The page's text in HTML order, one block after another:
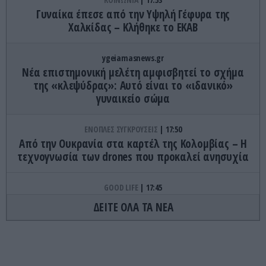
Γυναίκα έπεσε από την Υψηλή Γέφυρα της
Χαλκίδας – Κλήθηκε το ΕΚΑΒ
ygeiamasnews.gr
Νέα επιστημονική μελέτη αμφισβητεί το σχήμα
της «κλεψύδρας»: Αυτό είναι το «ιδανικό»
γυναικείο σώμα
ΕΝΟΠΛΕΣ ΣΥΓΚΡΟΥΣΕΙΣ 17:50
Από την Ουκρανία στα καρτέλ της Κολομβίας – Η
τεχνογνωσία των drones που προκαλεί ανησυχία
GOOD LIFE 17:45
Το γνωρίζατε; – Να γιατί ο αριθμός «142857»
γοητεύει τους μαθηματικούς εδώ και αιώνες
ΔΕΙΤΕ ΟΛΑ ΤΑ ΝΕΑ